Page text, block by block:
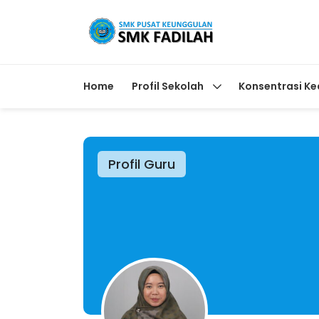
Home Profil Sekolah Konsentrasi
Profil Guru